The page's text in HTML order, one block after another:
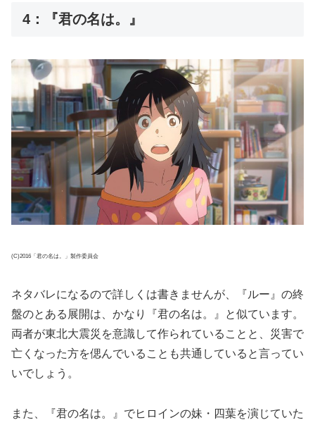
4：『君の名は。』
(C)2016「君の名は。」製作委員会
ネタバレになるので詳しくは書きませんが、『ルー』の終
盤のとある展開は、かなり『君の名は。』と似ています。
両者が東北大震災を意識して作られていることと、災害で
亡くなった方を偲んでいることも共通していると言ってい
いでしょう。
また、『君の名は。』でヒロインの妹・四葉を演じていた